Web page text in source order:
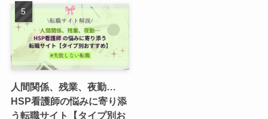
人間関係、残業、夜勤…
HSP看護師の悩みに寄り添
う転職サイト【タイプ別お